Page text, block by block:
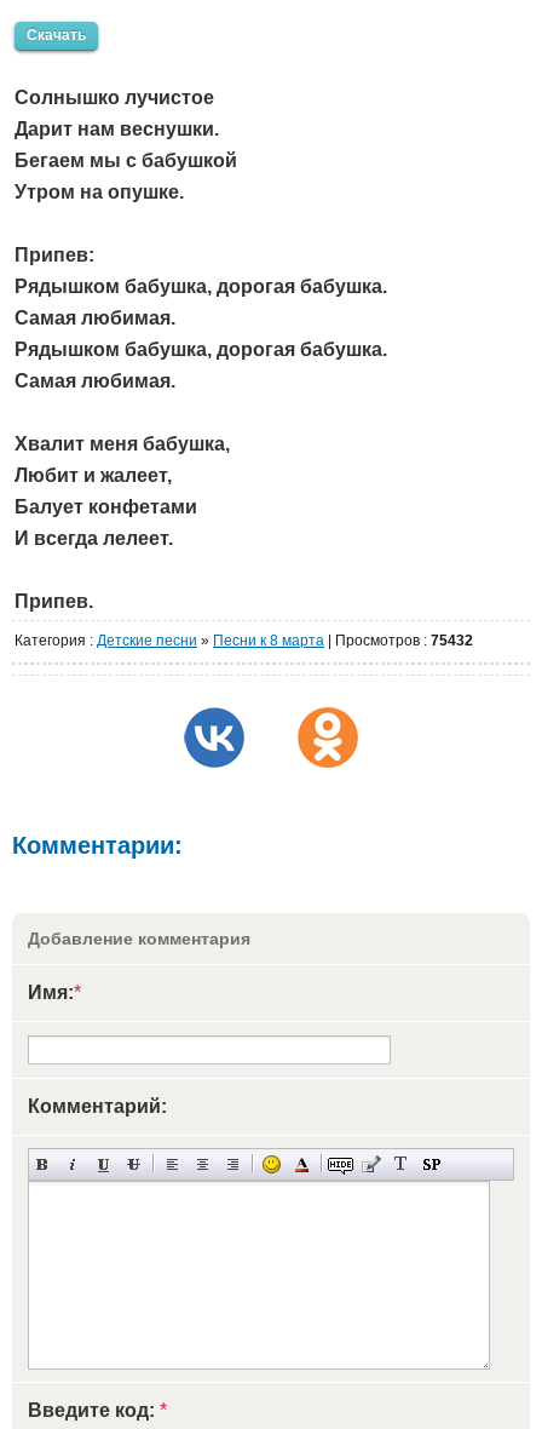
Скачать
Солнышко лучистое
Дарит нам веснушки.
Бегаем мы с бабушкой
Утром на опушке.
Припев:
Рядышком бабушка, дорогая бабушка.
Самая любимая.
Рядышком бабушка, дорогая бабушка.
Самая любимая.
Хвалит меня бабушка,
Любит и жалеет,
Балует конфетами
И всегда лелеет.
Припев.
Категория : Детские песни » Песни к 8 марта Просмотров : 75432
Комментарии:
Добавление комментария
Имя:*
Комментарий:
Введите код: *